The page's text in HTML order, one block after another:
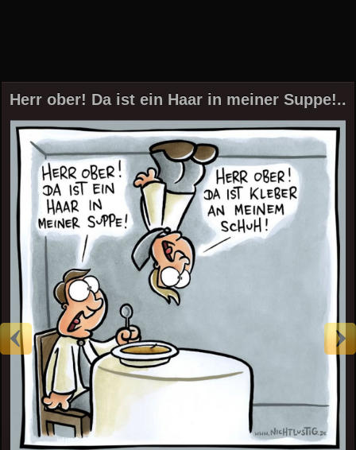
Herr ober! Da ist ein Haar in meiner Suppe!..